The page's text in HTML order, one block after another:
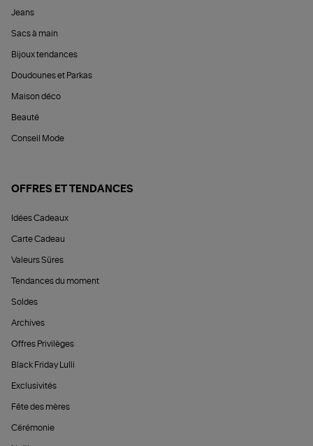
Jeans
Sacs à main
Bijoux tendances
Doudounes et Parkas
Maison déco
Beauté
Conseil Mode
OFFRES ET TENDANCES
Idées Cadeaux
Carte Cadeau
Valeurs Sûres
Tendances du moment
Soldes
Archives
Offres Privilèges
Black Friday Lulli
Exclusivités
Fête des mères
Cérémonie